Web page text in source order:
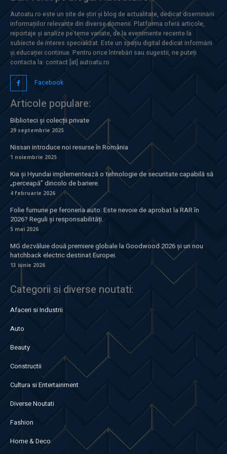
Autoatu.ro este un site de știri și blog de actualitate, dedicat diseminării
informațiilor relevante din diverse domenii. Platforma oferă articole,
reportaje și analize pe teme variate, de la evenimente recente la
subiecte de interes specializat. Este un spațiu digital dedicat informării
și educației continue. Pentru orice întrebări sau sugestii, ne puteți
contacta la: contact [at] autoatu.ro
Facebook
Articole populare:
Biblioteci și colecții private
29 septembrie 2025
Nissan introduce noi resurse în România
1 noiembrie 2025
Kia și Hyundai implementează o tehnologie de securitate capabilă să
„perceapă” dincolo de bariere.
4 februarie 2026
Folie fumurie pe feroneria auto: Este nevoie de aprobat la RAR în
2026? Reguli și responsabilități.
5 mai 2026
MG dezvăluie două premiere globale la Goodwood 2026 și un nou
hatchback electric destinat Europei.
13 iunie 2026
Categorii si diverse noutati:
Afaceri si Industrii
Auto
Beauty
Constructii
Cultura si Entertainment
Diverse Noutati
Fashion
Home & Deco